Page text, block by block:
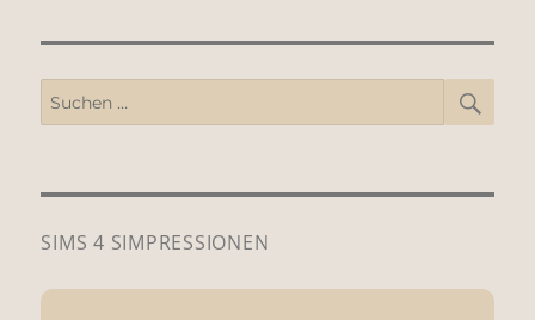
Suchen
nach:
SIMS 4 SIMPRESSIONEN